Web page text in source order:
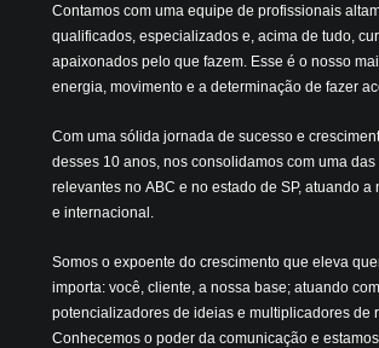
Contamos com uma equipe de profissionais
qualificados, especializados e, acima de tudo,
apaixonados pelo que fazem. Esse é o nosso
energia, movimento e a determinação de fazer
Com uma sólida jornada de sucesso e
desses 10 anos, nos consolidamos com uma
relevantes no ABC e no estado de SP, atuando a
e internacional.
Somos o expoente do crescimento que eleva
importa: você, cliente, a nossa base; atuando
potencializadores de ideias e multiplicadores de
Conhecemos o poder da comunicação e